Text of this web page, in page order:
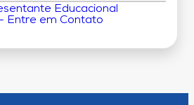
Educacional
Entre em Contato